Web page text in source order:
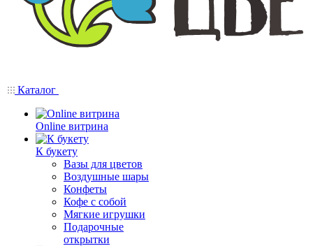
Каталог
Online витрина
К букету
Вазы для цветов
Воздушные шары
Конфеты
Кофе с собой
Мягкие игрушки
Подарочные
открытки